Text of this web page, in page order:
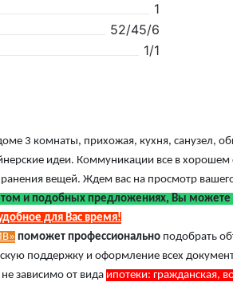
1
52/45/6
1/1
3 комнаты, прихожая, кухня, санузел,
идеи. Коммуникации все в хорошем
вещей. Ждем вас на просмотр
и подобных предложениях, Вы можете
для Вас время!
поможет профессионально подобрать
поддержку и оформление всех
зависимо от вида ипотеки: гражданская,